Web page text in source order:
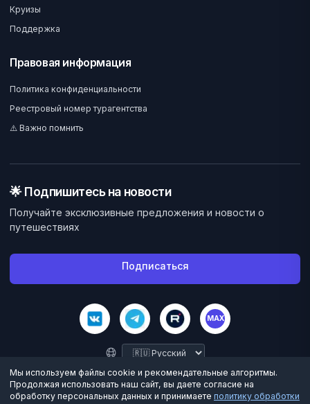
Круизы
Поддержка
Правовая информация
Политика конфиденциальности
Реестровый номер турагентства
⚠️ Важно помнить
🌟 Подпишитесь на новости
Получайте эксклюзивные предложения и новости о
путешествиях
Подписаться
MAX
©2026Велес Вояж. Все права защищены.
Мы используем файлы cookie и рекомендательные алгоритмы.
Продолжая использовать наш сайт, вы даете согласие на
обработку персональных данных и принимаете политику обработки